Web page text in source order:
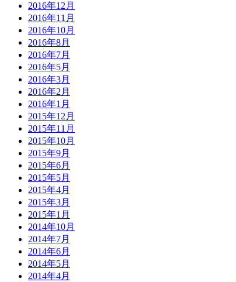
2016年12月
2016年11月
2016年10月
2016年8月
2016年7月
2016年5月
2016年3月
2016年2月
2016年1月
2015年12月
2015年11月
2015年10月
2015年9月
2015年6月
2015年5月
2015年4月
2015年3月
2015年1月
2014年10月
2014年7月
2014年6月
2014年5月
2014年4月